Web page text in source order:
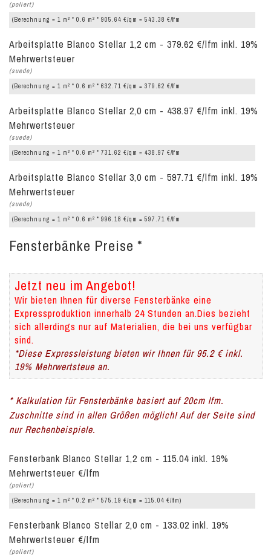
(poliert)
(Berechnung = 1 m 2 * 0.6 m 2 * 905.64 €/qm = 543.38 €/lfm
Arbeitsplatte Blanco Stellar 1,2 cm - 379.62 €/lfm inkl. 19%
Mehrwertsteuer
(suede)
(Berechnung = 1 m 2 * 0.6 m 2 * 632.71 €/qm = 379.62 €/lfm
Arbeitsplatte Blanco Stellar 2,0 cm - 438.97 €/lfm inkl. 19%
Mehrwertsteuer
(suede)
(Berechnung = 1 m 2 * 0.6 m 2 * 731.62 €/qm = 438.97 €/lfm
Arbeitsplatte Blanco Stellar 3,0 cm - 597.71 €/lfm inkl. 19%
Mehrwertsteuer
(suede)
(Berechnung = 1 m 2 * 0.6 m 2 * 996.18 €/qm = 597.71 €/lfm
Fensterbänke Preise *
Jetzt neu im Angebot!
Wir bieten Ihnen für diverse Fensterbänke eine
Expressproduktion innerhalb 24 Stunden an.Dies bezieht
sich allerdings nur auf Materialien, die bei uns verfügbar
sind.
*Diese Expressleistung bieten wir Ihnen für 95.2 € inkl.
19% Mehrwertsteue an.
* Kalkulation für Fensterbänke basiert auf 20cm lfm.
Zuschnitte sind in allen Größen möglich! Auf der Seite sind
nur Rechenbeispiele.
Fensterbank Blanco Stellar 1,2 cm - 115.04 inkl. 19%
Mehrwertsteuer €/lfm
(poliert)
(Berechnung = 1 m 2 * 0.2 m 2 * 575.19 €/qm = 115.04 €/lfm)
Fensterbank Blanco Stellar 2,0 cm - 133.02 inkl. 19%
Mehrwertsteuer €/lfm
(poliert)